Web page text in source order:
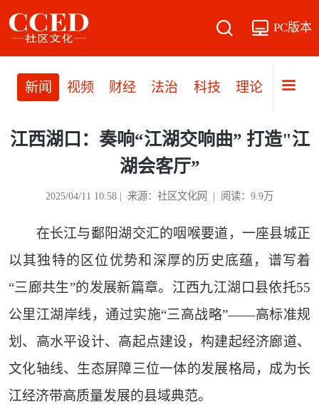
PC版本
新闻 视频 财经 法治 科技 理论 党建
江西湖口：奏响“江湖交响曲” 打造"江
湖会客厅”
2025/04/11 10:58 | 来源：社区文化网 | 阅读：9.9万
在长江与鄱阳湖交汇的咽喉要道，一座县城正
以其独特的区位优势和深厚的历史底蕴，谱写着
“三廊共生”的发展新篇章。江西九江湖口县依托55
公里江湖岸线，通过实施“三高战略”——高标准规
划、高水平设计、高起点建设，构建起经济廊道、
文化轴线、生态屏障三位一体的发展格局，成为长
江经济带高质量发展的县域典范。